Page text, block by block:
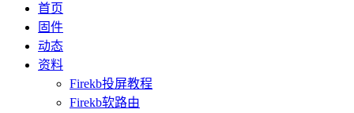
首页
固件
动态
资料
Firekb投屏教程
Firekb软路由